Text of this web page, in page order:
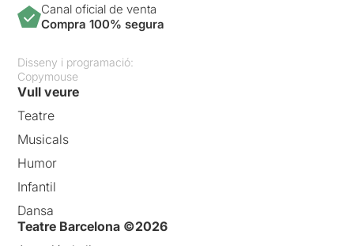
Canal oficial de venta
Compra 100% segura
Disseny i programació:
Copymouse
Vull veure
Teatre
Musicals
Humor
Infantil
Dansa
Teatre Barcelona ©2026